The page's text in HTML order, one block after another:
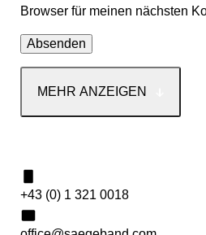
Browser für meinen nächsten
MEHR ANZEIGEN
+43 (0) 1 321 0018